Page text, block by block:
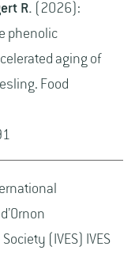
R.
(2026):
phenolic
aging of
Food
(IVES) IVES